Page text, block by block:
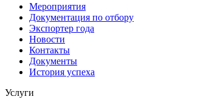
Мероприятия
Документация по отбору
Экспортер года
Новости
Контакты
Документы
История успеха
Услуги